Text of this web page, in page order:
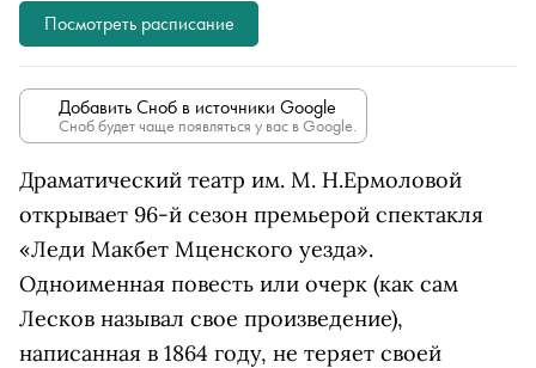
Посмотреть расписание
Добавить Сноб в источники Google
Сноб будет чаще появляться у вас в Google.
Драматический театр им. М. Н.Ермоловой
открывает 96-й сезон премьерой спектакля
«Леди Макбет Мценского уезда».
Одноименная повесть или очерк (как сам
Лесков называл свое произведение),
написанная в 1864 году, не теряет своей